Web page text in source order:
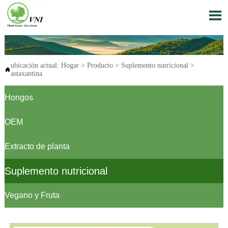


ubicación actual: Hogar> Producto> Suplemento nutricional >
astaxantina
Hongos
OEM
Extracto de planta
Suplemento nutricional
Vegano y Fruta